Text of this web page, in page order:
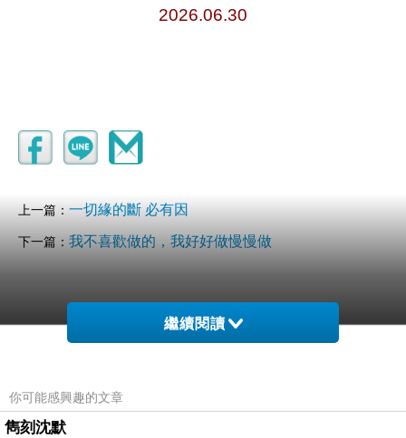
2026.06.30
上一篇： 一切緣的斷 必有因
下一篇： 我不喜歡做的，我好好做慢慢做
繼續閱讀
你可能感興趣的文章
雋刻沈默